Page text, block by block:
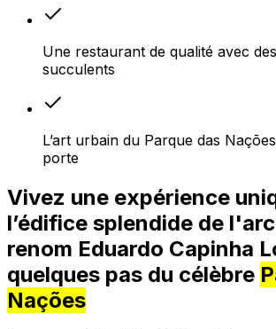
Une restaurant de qualité avec
succulents
L’art urbain du Parque das
porte
Vivez une expérience
l’édifice splendide de
renom Eduardo Capinha
quelques pas du célèbre
Nações